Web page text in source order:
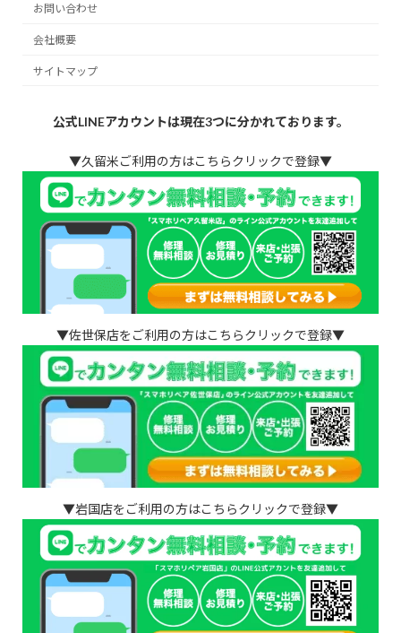
お問い合わせ
会社概要
サイトマップ
公式LINEアカウントは現在3つに分かれております。
▼久留米ご利用の方はこちらクリックで登録▼
▼佐世保店をご利用の方はこちらクリックで登録▼
▼岩国店をご利用の方はこちらクリックで登録▼